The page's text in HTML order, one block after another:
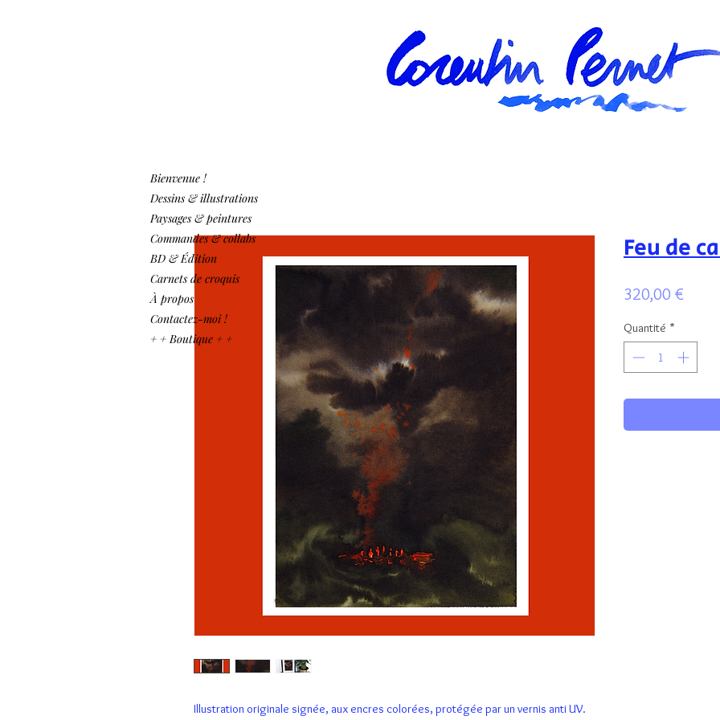
Bienvenue !
Dessins & illustrations
Paysages & peintures
Commandes & collabs
BD & Édition
Carnets de croquis
À propos
Contactez-moi !
+ + Boutique + +
Illustration originale signée, aux encres colorées, protégée par un vernis anti UV.
Feu de
320,00 €
Quantité *